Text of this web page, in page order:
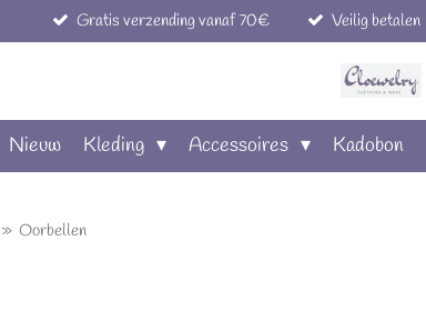
Gratis verzending vanaf 70€ Veilig betalen
Nieuw Kleding Accessoires Kadobon
» Oorbellen